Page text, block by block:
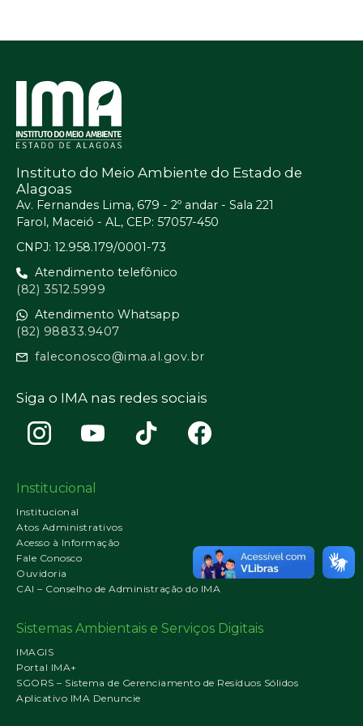
Instituto do Meio Ambiente do Estado de
Alagoas
Av. Fernandes Lima, 679 - 2º andar - Sala 221
Farol, Maceió - AL, CEP: 57057-450
CNPJ: 12.958.179/0001-73
Atendimento telefônico
(82) 3512.5999
Atendimento Whatsapp
(82) 98833.9407
faleconosco@ima.al.gov.br
Siga o IMA nas redes sociais
Institucional
Institucional
Atos Administrativos
Acesso à Informação
Fale Conosco
Ouvidoria
CAI – Conselho de Administração do IMA
Sistemas Ambientais e Serviços Digitais
IMAGIS
Portal IMA+
SGORS – Sistema de Gerenciamento de Resíduos Sólidos
Aplicativo IMA Denuncie